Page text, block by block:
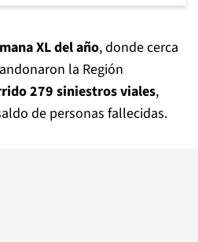
XL del año, donde cerca
la Región
279 siniestros viales,
de personas fallecidas.